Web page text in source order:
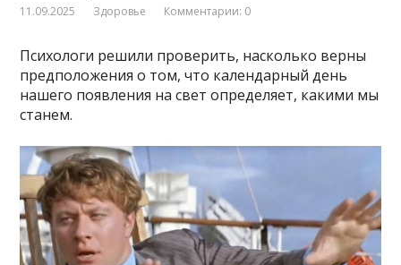
11.09.2025 Здоровье Комментарии: 0
Психологи решили проверить, насколько верны
предположения о том, что календарный день
нашего появления на свет определяет, какими мы
станем.